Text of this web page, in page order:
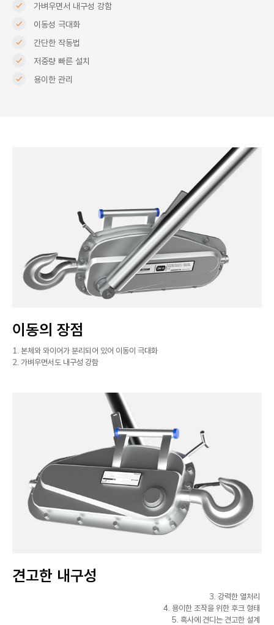
가벼우면서 내구성 강함
이동성 극대화
간단한 작동법
저중량 빠른 설치
용이한 관리
이동의 장점
1. 본체와 와이어가 분리되어 있어 이동이 극대화
2. 가벼우면서도 내구성 강함
견고한 내구성
3. 강력한 열처리
4. 용이한 조작을 위한 후크 형태
5. 혹사에 견디는 견고한 설계